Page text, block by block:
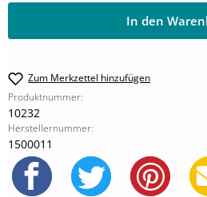
In den
Zum Merkzettel hinzufügen
Produktnummer:
10232
Herstellernummer:
1500011